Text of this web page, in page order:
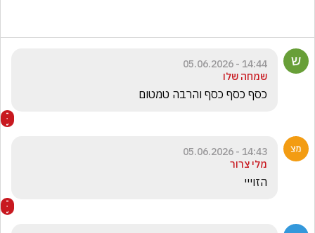
14:44 - 05.06.2026
שמחה שלו
כסף כסף כסף והרבה טמטום
14:43 - 05.06.2026
מלי צרור
הזוייי